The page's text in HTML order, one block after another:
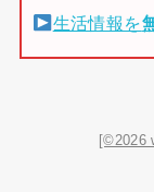
生活情報を
[©2026